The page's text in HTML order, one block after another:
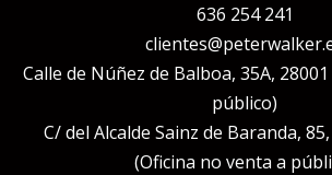
636 254 241
Calle de Núñez de Balboa, 35A,
público)
C/ del Alcalde Sainz de Baranda,
(Oficina no venta a